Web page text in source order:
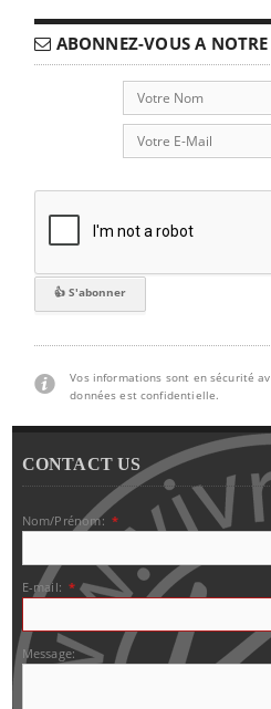
ABONNEZ-VOUS A NOTRE
Vos informations sont en sécurité
données est confidentielle.
CONTACT US
Nom/Prénom: *
E-mail: *
Message: